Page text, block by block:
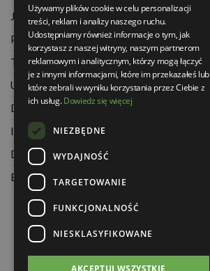
Jak kupować na raty
Polityka prywatności
Twoje zamówienia
Ustawienia konta
Dane kontaktowe
Informacje o firmie
Dla architektów
Blog
Używamy plików cookie w celu personalizacji
treści, reklam i analizy naszego ruchu.
Udostępniamy również informacje o tym, jak
korzystasz z naszej witryny, naszym partnerom
reklamowym i analitycznym, którzy mogą łączyć
je z innymi informacjami, które im przekazałeś lub
które zebrali w wyniku korzystania przez Ciebie z
ich usług.Dowiedz się więcej
NIEZBĘDNE
WYDAJNOŚĆ
TARGETOWANIE
FUNKCJONALNOŚĆ
NIESKLASYFIKOWANE
AKCEPTUJ WSZYSTKIE